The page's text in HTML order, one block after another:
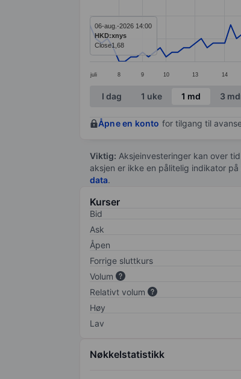
The chart has 1 Y axis
juli 8 9 10 13 14
06-aug.-2026 14:00
HKD:xnys
Close1,68
End of interactive chart.
I dag 1 uke 1 md 3
Åpne en konto for tilgang til
Viktig: Aksjeinvesteringer kan over
aksjen er ikke en pålitelig indikator
data.
Kurser
Bid
Ask
Åpen
Forrige sluttkurs
Volum
Relativt volum
Høy
Lav
Nøkkelstatistikk